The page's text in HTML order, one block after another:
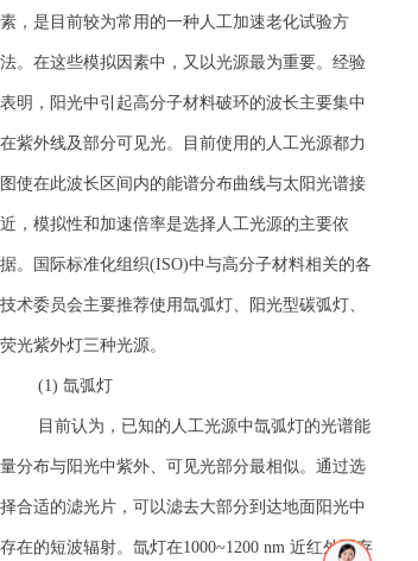
素，是目前较为常用的一种人工加速老化试验方
法。在这些模拟因素中，又以光源最为重要。经验
表明，阳光中引起高分子材料破环的波长主要集中
在紫外线及部分可见光。目前使用的人工光源都力
图使在此波长区间内的能谱分布曲线与太阳光谱接
近，模拟性和加速倍率是选择人工光源的主要依
据。国际标准化组织(ISO)中与高分子材料相关的各
技术委员会主要推荐使用氙弧灯、阳光型碳弧灯、
荧光紫外灯三种光源。
(1) 氙弧灯
目前认为，已知的人工光源中氙弧灯的光谱能
量分布与阳光中紫外、可见光部分最相似。通过选
择合适的滤光片，可以滤去大部分到达地面阳光中
存在的短波辐射。氙灯在1000~1200 nm 近红外区存